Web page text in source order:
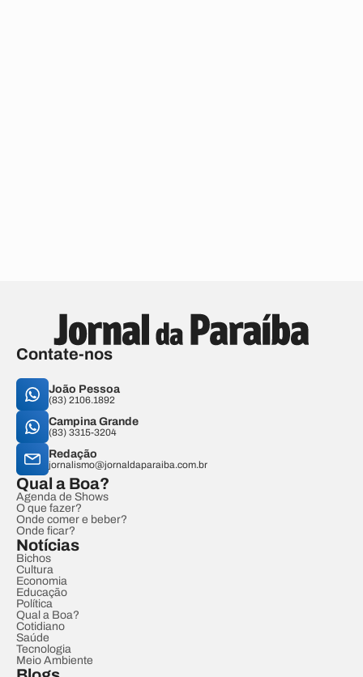
Contate-nos
João Pessoa
(83) 2106.1892
Campina Grande
(83) 3315-3204
Redação
jornalismo@jornaldaparaiba.com.br
Qual a Boa?
Agenda de Shows
O que fazer?
Onde comer e beber?
Onde ficar?
Notícias
Bichos
Cultura
Economia
Educação
Política
Qual a Boa?
Cotidiano
Saúde
Tecnologia
Meio Ambiente